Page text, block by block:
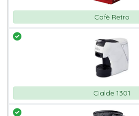
Cafè Retro
Cialde 1301